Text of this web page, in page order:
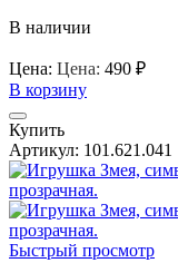
В наличии
Цена: Цена: 490 ₽
В корзину
Купить
Артикул: 101.621.041
Быстрый просмотр